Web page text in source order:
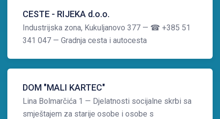
CESTE - RIJEKA d.o.o.
Industrijska zona, Kukuljanovo 377 — ☎ +385 51
341 047 — Gradnja cesta i autocesta
DOM "MALI KARTEC"
Lina Bolmarčića 1 — Djelatnosti socijalne skrbi sa
smještajem za starije osobe i osobe s